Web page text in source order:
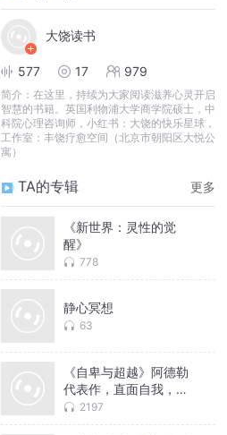
大饶读书
577 17 979
简介： 在这里，持续为大家阅读滋养心灵开启
智慧的书籍。英国利物浦大学商学院硕士，中
科院心理咨询师，小红书：大饶的快乐星球，
工作室：丰饶疗愈空间（北京市朝阳区大悦公
寓）
TA的专辑 更多
《新世界：灵性的觉
醒》
778
静心冥想
63
《自卑与超越》阿德勒
代表作，直面自我，超
越自卑
2197